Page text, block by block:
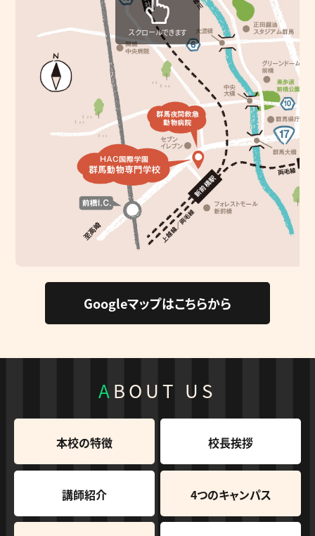
スクロールできます
Googleマップはこちらから
ABOUT US
本校の特徴 校長挨拶
講師紹介 4つのキャンパス